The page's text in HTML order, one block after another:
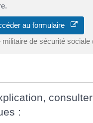
au formulaire
militaire de sécurité sociale
: